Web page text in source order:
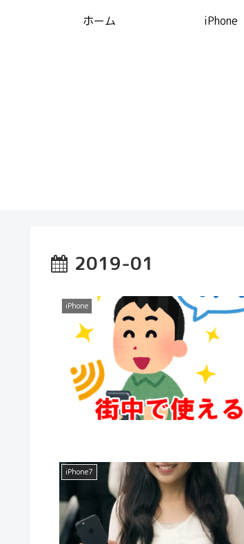
ホーム iPhone
2019-01
iPhone
iPhone7